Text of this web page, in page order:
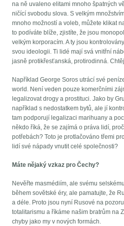
na ně uvaleno elitami mnoho špatných
ničící svobodu slova. S velkým
mnoho možností a voleb, můžete klikat
to podíváte blíže, zjistíte, že jsou
velkým korporacím. A ty jsou
svou ideologii. Ti lidé mají svá vnitřní
jasně protikřesťanská, protirodinná.
Například George Soros utrácí své
world. Není veden pouze komerčními
legalizovat drogy a prostituci. Jako by
například s nedostatkem bytů, ale jí
tam podporují legalizaci marihuany a
někdo říká, že se zajímá o práva lidí,
potřebách? Toto je protlačováno třemi
lidí své nápady vnutit celé společnosti?
Máte nějaký vzkaz pro Čechy?
Nevěřte masmédiím, ale svému
během sovětské éry, ale pamatujte, že
a déle. Proto jsou nyní Rusové na
totalitarismu a říkáme našim bratrům na
chyby jako my v nových formách.